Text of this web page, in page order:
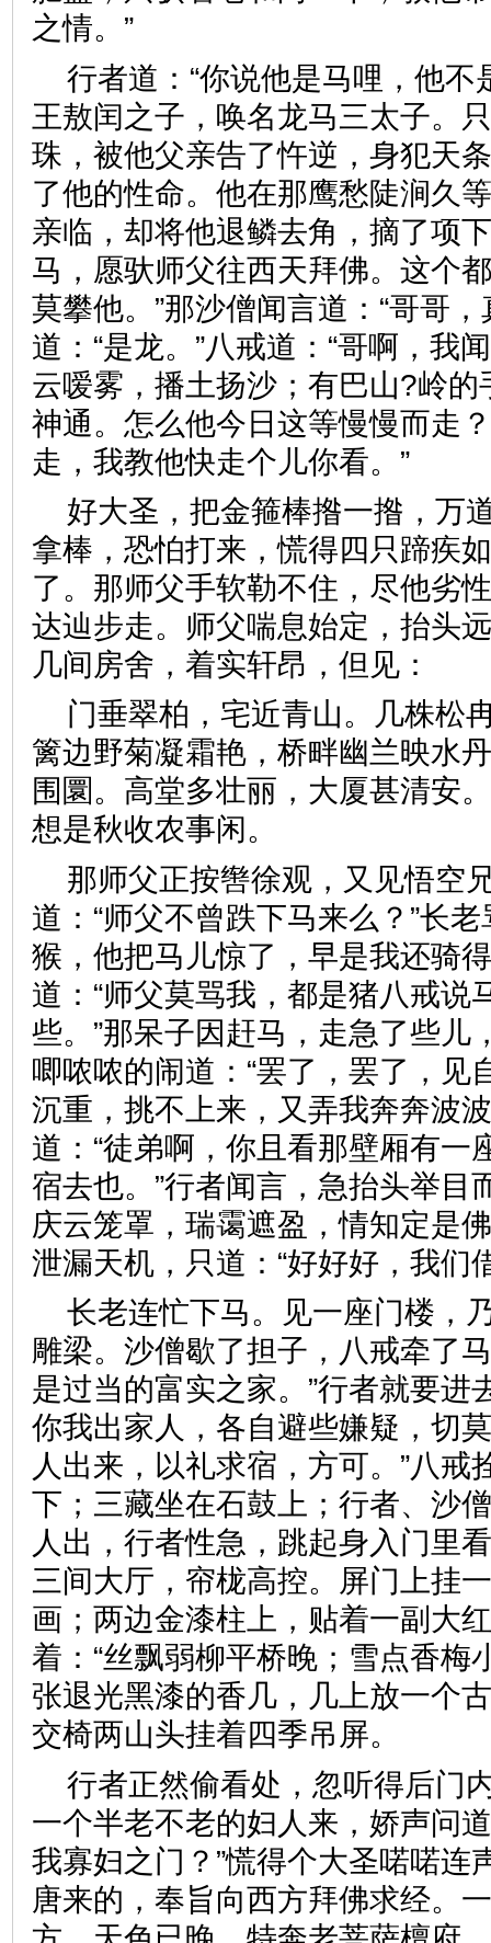
之情。”
行者道：“你说他是马哩，他不
王敖闰之子，唤名龙马三太子。
珠，被他父亲告了忤逆，身犯天
了他的性命。他在那鹰愁陡涧久
亲临，却将他退鳞去角，摘了项
马，愿驮师父往西天拜佛。这个
莫攀他。”那沙僧闻言道：“哥哥
道：“是龙。”八戒道：“哥啊，我
云嗳雾，播土扬沙；有巴山?岭
神通。怎么他今日这等慢慢而走
走，我教他快走个儿你看。”
好大圣，把金箍棒揝一揝，万
拿棒，恐怕打来，慌得四只蹄疾
了。那师父手软勒不住，尽他劣
达辿步走。师父喘息始定，抬头
几间房舍，着实轩昂，但见
门垂翠柏，宅近青山。几株松
篱边野菊凝霜艳，桥畔幽兰映水
围圜。高堂多壮丽，大厦甚清安
想是秋收农事闲。
那师父正按辔徐观，又见悟空
道：“师父不曾跌下马来么？”长
猴，他把马儿惊了，早是我还骑
道：“师父莫骂我，都是猪八戒说
些。”那呆子因赶马，走急了些儿
唧哝哝的闹道：“罢了，罢了，见
沉重，挑不上来，又弄我奔奔波
道：“徒弟啊，你且看那壁厢有一
宿去也。”行者闻言，急抬头举目
庆云笼罩，瑞霭遮盈，情知定是
泄漏天机，只道：“好好好，
长老连忙下马。见一座门楼，
雕梁。沙僧歇了担子，八戒牵了
是过当的富实之家。”行者就要进
你我出家人，各自避些嫌疑，切
人出来，以礼求宿，方可。”八戒
下；三藏坐在石鼓上；行者、沙
人出，行者性急，跳起身入门里
三间大厅，帘栊高控。屏门上挂
画；两边金漆柱上，贴着一副大
着：“丝飘弱柳平桥晚；雪点香梅
张退光黑漆的香几，几上放一个
交椅两山头挂着四季吊屏。
行者正然偷看处，忽听得后门
一个半老不老的妇人来，娇声问
我寡妇之门？”慌得个大圣喏喏连
唐来的，奉旨向西方拜佛求经。